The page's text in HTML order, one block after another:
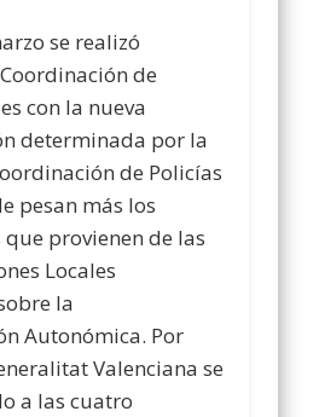
se realizó
de
con la nueva
determinada por la
de Policías
pesan más los
provienen de las
Locales
la
Autonómica. Por
Valenciana se
a las cuatro